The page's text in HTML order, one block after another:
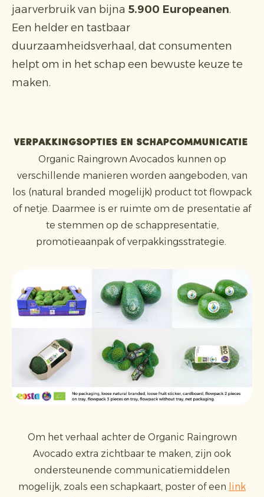
jaarverbruik van bijna 5.900 Europeanen.
Een helder en tastbaar
duurzaamheidsverhaal, dat consumenten
helpt om in het schap een bewuste keuze te
maken.
Verpakkingsopties en schapcommunicatie
Organic Raingrown Avocados kunnen op
verschillende manieren worden aangeboden, van
los (natural branded mogelijk) product tot flowpack
of netje. Daarmee is er ruimte om de presentatie af
te stemmen op de schappresentatie,
promotieaanpak of verpakkingsstrategie.
Om het verhaal achter de Organic Raingrown
Avocado extra zichtbaar te maken, zijn ook
ondersteunende communicatiemiddelen
mogelijk, zoals een schapkaart, poster of een link